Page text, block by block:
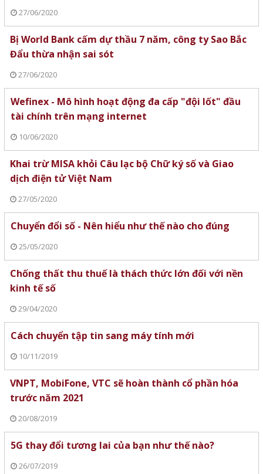
27/06/2020
Bị World Bank cấm dự thầu 7 năm, công ty Sao Bắc
Đẩu thừa nhận sai sót
27/06/2020
Wefinex - Mô hình hoạt động đa cấp "đội lốt" đầu
tài chính trên mạng internet
10/06/2020
Khai trừ MISA khỏi Câu lạc bộ Chữ ký số và Giao
dịch điện tử Việt Nam
27/05/2020
Chuyển đổi số - Nên hiểu như thế nào cho đúng
25/05/2020
Chống thất thu thuế là thách thức lớn đối với nền
kinh tế số
29/04/2020
Cách chuyển tập tin sang máy tính mới
10/11/2019
VNPT, MobiFone, VTC sẽ hoàn thành cổ phần hóa
trước năm 2021
20/08/2019
5G thay đổi tương lai của bạn như thế nào?
26/07/2019